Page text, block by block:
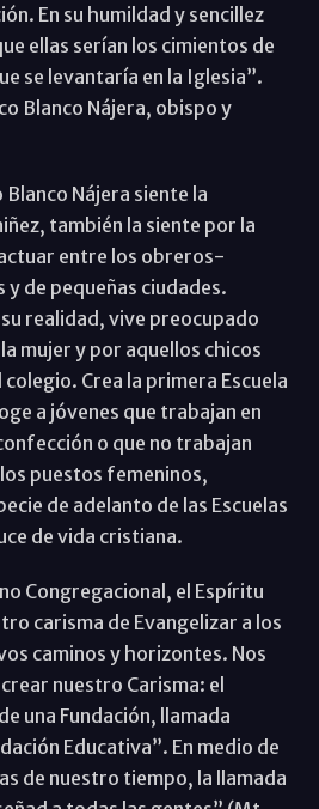
En su humildad y sencillez
ellas serían los cimientos de
se levantaría en la Iglesia”.
Blanco Nájera, obispo y
Blanco Nájera siente la
también la siente por la
entre los obreros-
de pequeñas ciudades.
su realidad, vive preocupado
mujer y por aquellos chicos
Crea la primera Escuela
a jóvenes que trabajan en
o que no trabajan
puestos femeninos,
de adelanto de las Escuelas
de vida cristiana.
Congregacional, el Espíritu
carisma de Evangelizar a los
caminos y horizontes. Nos
nuestro Carisma: el
una Fundación, llamada
Educativa”. En medio de
de nuestro tiempo, la llamada